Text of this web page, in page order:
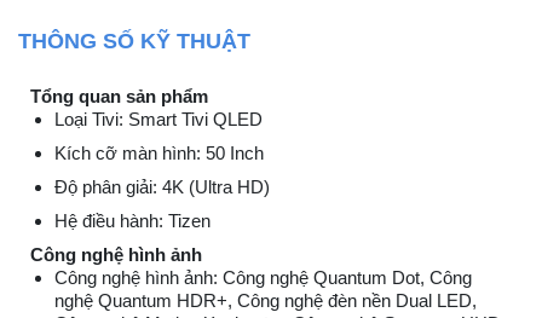
THÔNG SỐ KỸ THUẬT
Tổng quan sản phẩm
Loại Tivi: Smart Tivi QLED
Kích cỡ màn hình: 50 Inch
Độ phân giải: 4K (Ultra HD)
Hệ điều hành: Tizen
Công nghệ hình ảnh
Công nghệ hình ảnh: Công nghệ Quantum Dot, Công
nghệ Quantum HDR+, Công nghệ đèn nền Dual LED,